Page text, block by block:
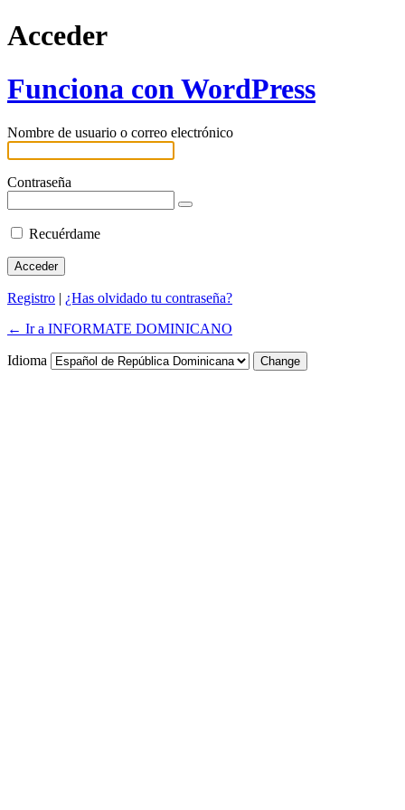
Acceder
Funciona con WordPress
Nombre de usuario o correo electrónico
Contraseña
Recuérdame
Registro | ¿Has olvidado tu contraseña?
← Ir a INFORMATE DOMINICANO
Idioma